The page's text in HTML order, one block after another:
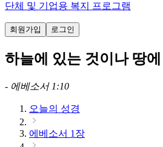
단체 및 기업용 복지 프로그램
회원가입 로그인
하늘에 있는 것이나 땅
- 에베소서 1:10
오늘의 성경
에베소서 1장